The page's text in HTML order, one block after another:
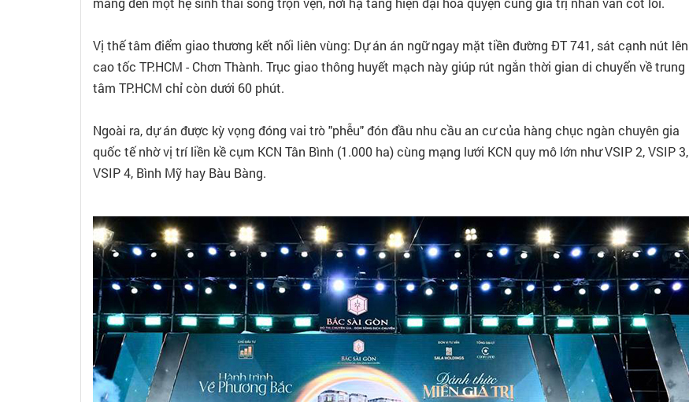
Vị thế tâm điểm giao thương kết nối liên vùng: Dự án án ngữ ngay mặt tiền đường ĐT 741, sát cạnh nút lên
cao tốc TP.HCM - Chơn Thành. Trục giao thông huyết mạch này giúp rút ngắn thời gian di chuyển về trung
tâm TP.HCM chỉ còn dưới 60 phút.
Ngoài ra, dự án được kỳ vọng đóng vai trò "phễu" đón đầu nhu cầu an cư của hàng chục ngàn chuyên gia
quốc tế nhờ vị trí liền kề cụm KCN Tân Bình (1.000 ha) cùng mạng lưới KCN quy mô lớn như VSIP 2, VSIP 3,
VSIP 4, Bình Mỹ hay Bàu Bàng.